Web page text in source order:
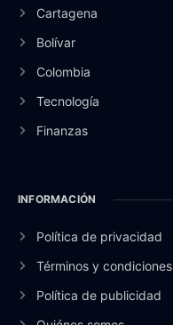
Cartagena
Bolívar
Colombia
Tecnología
Finanzas
INFORMACIÓN
Política de privacidad
Términos y condiciones
Política de publicidad